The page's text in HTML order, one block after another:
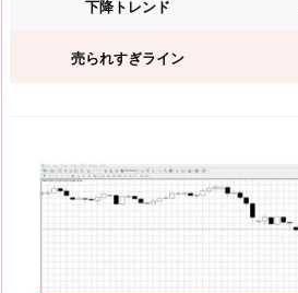
下降トレンド
売られすぎライン